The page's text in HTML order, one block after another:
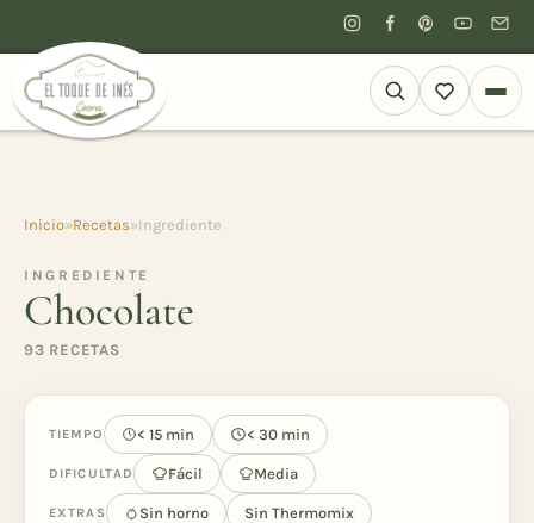
Inicio»Recetas»Ingrediente
INGREDIENTE
Chocolate
93 RECETAS
TIEMPO < 15 min < 30 min
DIFICULTAD Fácil Media
EXTRAS Sin horno Sin Thermomix